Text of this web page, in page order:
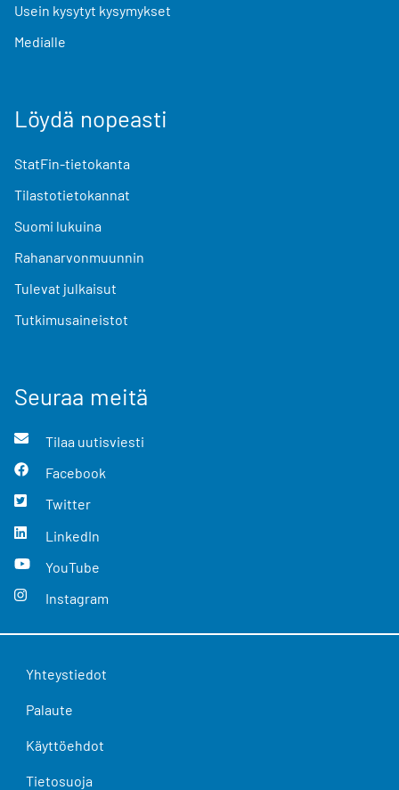
Usein kysytyt kysymykset
Medialle
Löydä nopeasti
StatFin-tietokanta
Tilastotietokannat
Suomi lukuina
Rahanarvonmuunnin
Tulevat julkaisut
Tutkimusaineistot
Seuraa meitä
Tilaa uutisviesti
Facebook
Twitter
LinkedIn
YouTube
Instagram
Yhteystiedot
Palaute
Käyttöehdot
Tietosuoja